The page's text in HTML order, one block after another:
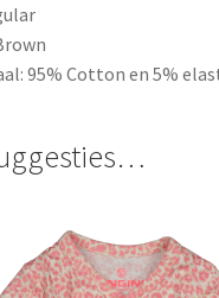
95% Cotton en 5%